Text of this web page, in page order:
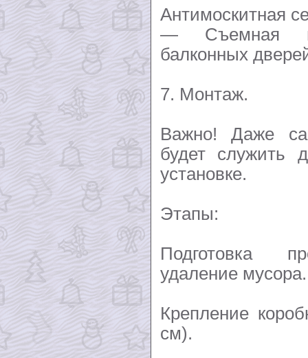
Антимоскитная
— Съемная
балконных
7. Монтаж.
Важно! Даже
будет служить
установке.
Этапы:
Подготовка
удаление мусора.
Крепление
см).